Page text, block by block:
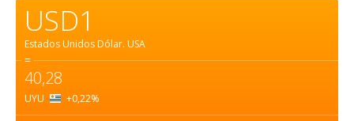
USD1
Estados Unidos Dólar. USA
=
40,28
UYU +0,22%